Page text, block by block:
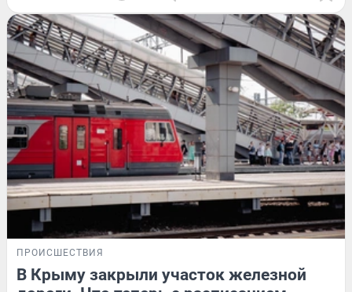
ПРОИСШЕСТВИЯ
В Крыму закрыли участок железной